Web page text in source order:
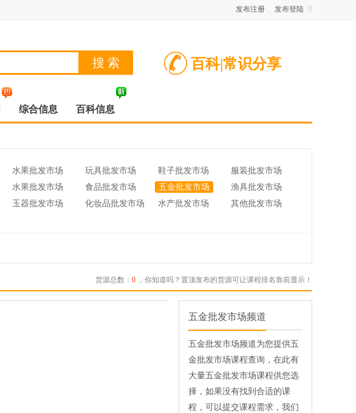
发布登陆
发布注册
百科|常识分享
综合信息 百科信息
水果批发市场 玩具批发市场 鞋子批发市场
服装批发市场
水果批发市场 食品批发市场 五金批发市场
渔具批发市场
玉器批发市场 化妆品批发市场 水产批发市场
其他批发市场
货源总数： 0 ，你知道吗？置顶发布的货源可让课程排名靠前显示！
五金批发市场频道
五金批发市场频道为您提供五
金批发市场课程查询，在此有
大量五金批发市场课程供您选
择，如果没有找到合适的课
程，可以提交课程需求，我们